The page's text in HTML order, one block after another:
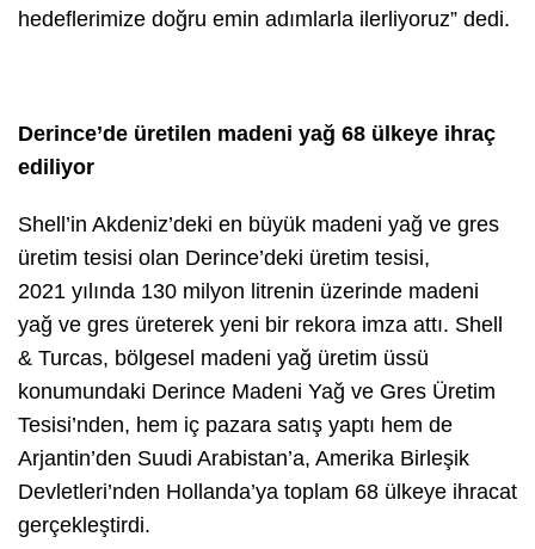
hedeflerimize doğru emin adımlarla ilerliyoruz” dedi.
Derince’de üretilen madeni yağ 68 ülkeye ihraç
ediliyor
Shell’in Akdeniz’deki en büyük madeni yağ ve gres
üretim tesisi olan Derince’deki üretim tesisi,
2021 yılında 130 milyon litrenin üzerinde madeni
yağ ve gres üreterek yeni bir rekora imza attı. Shell
& Turcas, bölgesel madeni yağ üretim üssü
konumundaki Derince Madeni Yağ ve Gres Üretim
Tesisi’nden, hem iç pazara satış yaptı hem de
Arjantin’den Suudi Arabistan’a, Amerika Birleşik
Devletleri’nden Hollanda’ya toplam 68 ülkeye ihracat
gerçekleştirdi.